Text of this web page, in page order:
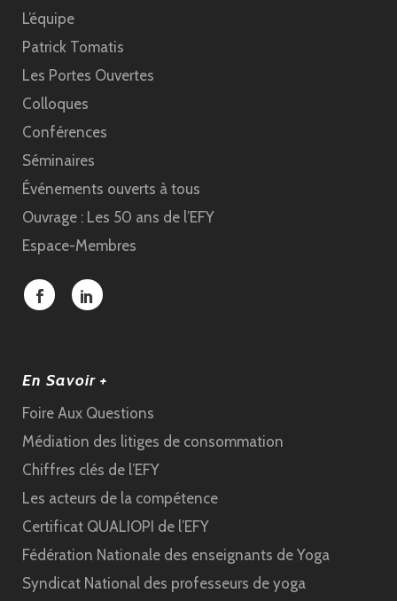
L’équipe
Patrick Tomatis
Les Portes Ouvertes
Colloques
Conférences
Séminaires
Événements ouverts à tous
Ouvrage : Les 50 ans de l’EFY
Espace-Membres
En Savoir +
Foire Aux Questions
Médiation des litiges de consommation
Chiffres clés de l’EFY
Les acteurs de la compétence
Certificat QUALIOPI de l’EFY
Fédération Nationale des enseignants de Yoga
Syndicat National des professeurs de yoga